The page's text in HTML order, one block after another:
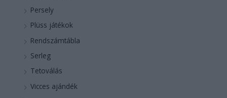
Persely
Plüss játékok
Rendszámtábla
Serleg
Tetoválás
Vicces ajándék